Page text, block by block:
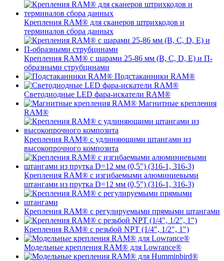
Крепления RAM® для сканеров штрихкодов и
терминалов сбора данных
Крепления RAM® с шарами 25-86 мм (B, C, D, E) и П-
образными струбцинами
Подстаканники RAM®
Светодиодные LED фара-искатели RAM®
Магнитные крепления
RAM®
Крепления RAM® с удлиняющими штангами из
высокопрочного композита
Крепления RAM® с изгибаемыми алюминиевыми
штангами из прутка D=12 мм (0,5") (316-1, 316-3)
Крепления RAM® c регулируемыми прямыми штангами
Крепления RAM® с резьбой NPT (1/4", 1/2", 1")
Модельные крепления RAM® для Lowrance®